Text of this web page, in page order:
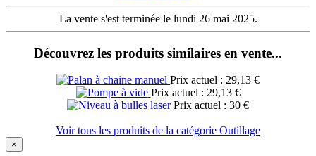
La vente s'est terminée le lundi 26 mai 2025.
Découvrez les produits similaires en vente...
Prix actuel : 29,13 €
Prix actuel : 29,13 €
Prix actuel : 30 €
Voir tous les produits de la catégorie Outillage
×